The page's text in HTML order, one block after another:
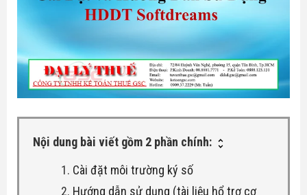
Hóa Đơn Điện Tử
Chữ Ký Số
Thuế giá trị gia tăng
Thuế thu nhập cá nhân
Thuế xuất nhập khẩu
Luật quản lý thuế
Nội dung bài viết gồm 2 phần chính:
Cài đặt môi trường ký số
Hướng dẫn sử dụng (tài liệu hổ trợ cơ